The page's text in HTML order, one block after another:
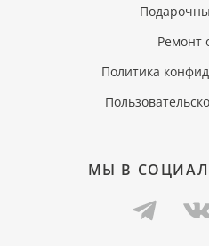
Ремонт
Политика
МЫ В